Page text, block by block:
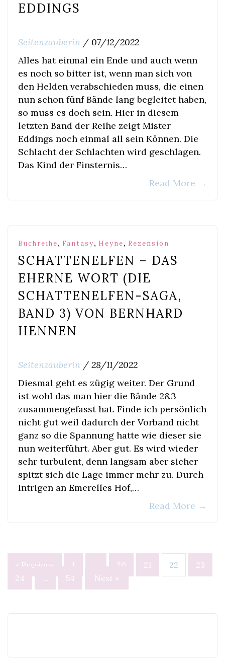
EDDINGS
Seitenzauberin / 07/12/2022
Alles hat einmal ein Ende und auch wenn
es noch so bitter ist, wenn man sich von
den Helden verabschieden muss, die einen
nun schon fünf Bände lang begleitet haben,
so muss es doch sein. Hier in diesem
letzten Band der Reihe zeigt Mister
Eddings noch einmal all sein Können. Die
Schlacht der Schlachten wird geschlagen.
Das Kind der Finsternis…
Read More →
Buchreihe, Fantasy, Heyne, Rezension
SCHATTENELFEN – DAS
EHERNE WORT (DIE
SCHATTENELFEN-SAGA,
BAND 3) VON BERNHARD
HENNEN
Seitenzauberin / 28/11/2022
Diesmal geht es zügig weiter. Der Grund
ist wohl das man hier die Bände 2&3
zusammengefasst hat. Finde ich persönlich
nicht gut weil dadurch der Vorband nicht
ganz so die Spannung hatte wie dieser sie
nun weiterführt. Aber gut. Es wird wieder
sehr turbulent, denn langsam aber sicher
spitzt sich die Lage immer mehr zu. Durch
Intrigen an Emerelles Hof,…
Read More →
Seitennummerierung
der
« Previous 1 20 21 22
23
24
… 54 Next »